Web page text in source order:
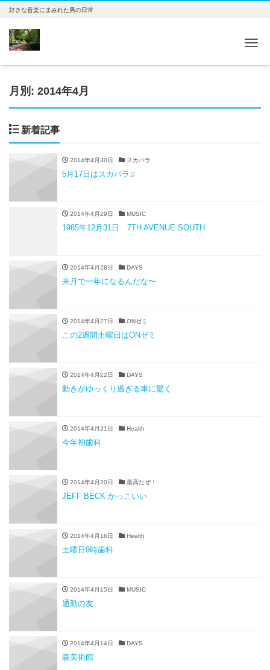
好きな音楽にまみれた男の日常
月別: 2014年4月
新着記事
2014年4月30日 スカパラ
5月17日はスカパラ♫
2014年4月29日 MUSIC
1985年12月31日 7TH AVENUE SOUTH
2014年4月28日 DAYS
来月で一年になるんだな〜
2014年4月27日 ONゼミ
この2週間土曜日はONゼミ
2014年4月22日 DAYS
動きがゆっくり過ぎる車に驚く
2014年4月21日 Health
今年初歯科
2014年4月20日 最高だぜ！
JEFF BECK かっこいい
2014年4月16日 Health
土曜日9時歯科
2014年4月15日 MUSIC
通勤の友
2014年4月14日 DAYS
森美術館